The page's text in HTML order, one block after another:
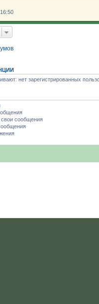
нет зарегистрированных
свои сообщения